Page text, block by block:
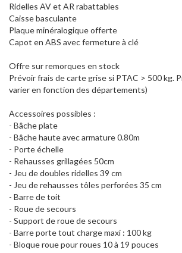
Ridelles AV et AR rabattables
Caisse basculante
Plaque minéralogique offerte
Capot en ABS avec fermeture à clé
Offre sur remorques en stock
Prévoir frais de carte grise si PTAC > 500 kg.
varier en fonction des départements)
Accessoires possibles :
- Bâche plate
- Bâche haute avec armature 0.80m
- Porte échelle
- Rehausses grillagées 50cm
- Jeu de doubles ridelles 39 cm
- Jeu de rehausses tôles perforées 35 cm
- Barre de toit
- Roue de secours
- Support de roue de secours
- Barre porte tout charge maxi : 100 kg
- Bloque roue pour roues 10 à 19 pouces